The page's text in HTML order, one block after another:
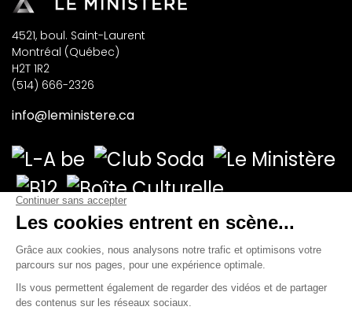
4521, boul. Saint-Laurent
Montréal (Québec)
H2T 1R2
(514) 666-2326
info@leministere.ca
INSCRIVEZ-VOUS À NOTRE INFOLETTRE